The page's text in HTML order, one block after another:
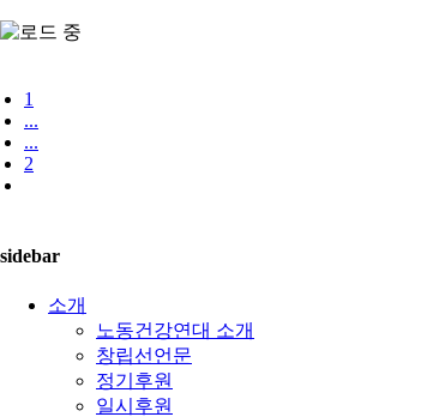
1
...
...
2
sidebar
소개
노동건강연대 소개
창립선언문
정기후원
일시후원